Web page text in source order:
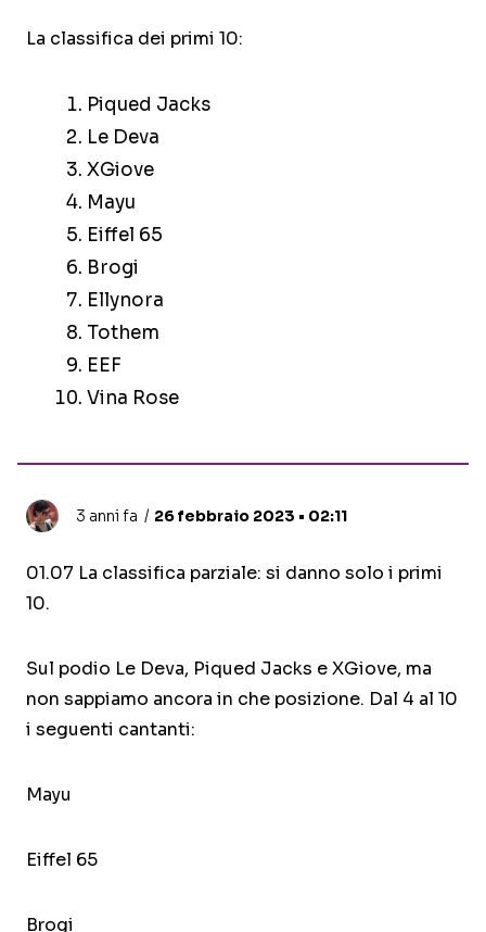
La classifica dei primi 10:
Piqued Jacks
Le Deva
XGiove
Mayu
Eiffel 65
Brogi
Ellynora
Tothem
EEF
Vina Rose
3 anni fa 26 febbraio 2023 • 02:11
01.07 La classifica parziale: si danno solo i primi
10.
Sul podio Le Deva, Piqued Jacks e XGiove, ma
non sappiamo ancora in che posizione. Dal 4 al 10
i seguenti cantanti:
Mayu
Eiffel 65
Brogi